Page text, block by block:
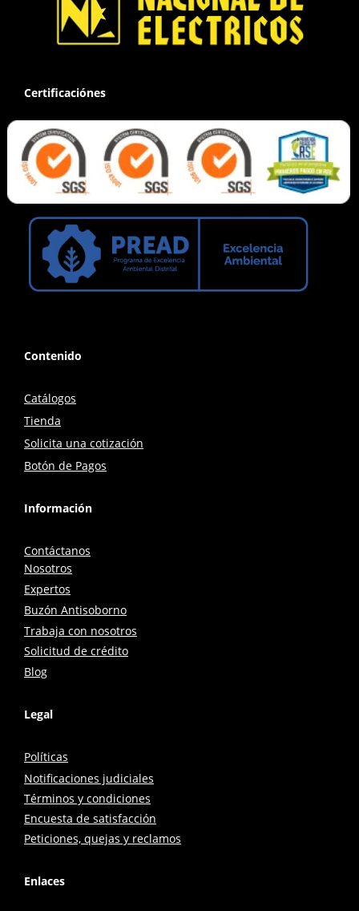
Certificaciónes
Contenido
Catálogos
Tienda
Solicita una cotización
Botón de Pagos
Información
Contáctanos
Nosotros
Expertos
Buzón Antisoborno
Trabaja con nosotros
Solicitud de crédito
Blog
Legal
Políticas
Notificaciones judiciales
Términos y condiciones
Encuesta de satisfacción
Peticiones, quejas y reclamos
Enlaces